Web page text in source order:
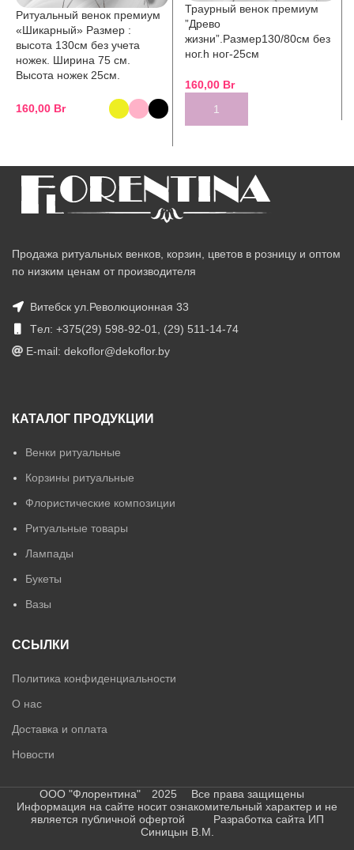
Ритуальный венок премиум
«Шикарный» Размер :
высота 130см без учета
ножек. Ширина 75 см.
Высота ножек 25см.
160,00 Br
Траурный венок премиум
”Древо
жизни”.Размер130/80см без
ног.h ног-25см
160,00 Br
Продажа ритуальных венков, корзин, цветов в розницу и оптом
по низким ценам от производителя
Витебск ул.Революционная 33
Tел: +375(29) 598-92-01, (29) 511-14-74
E-mail: dekoflor@dekoflor.by
КАТАЛОГ ПРОДУКЦИИ
Венки ритуальные
Корзины ритуальные
Флористические композиции
Ритуальные товары
Лампады
Букеты
Вазы
ССЫЛКИ
Политика конфиденциальности
О нас
Доставка и оплата
Новости
ООО "Флорентина" 2025 Все права защищены
Информация на сайте носит ознакомительный характер и не
является публичной офертой Разработка сайта ИП
Синицын В.М.